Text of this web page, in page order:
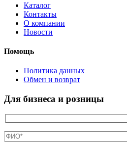
Каталог
Контакты
О компании
Новости
Помощь
Политика данных
Обмен и возврат
Для бизнеса и розницы